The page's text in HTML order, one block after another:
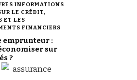
INFORMATIONS
LE CRÉDIT,
ET LES
FINANCIERS
emprunteur :
sur
?